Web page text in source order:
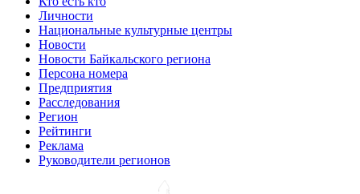
Личности
Национальные культурные центры
Новости
Новости Байкальского региона
Персона номера
Предприятия
Расследования
Регион
Рейтинги
Реклама
Руководители регионов